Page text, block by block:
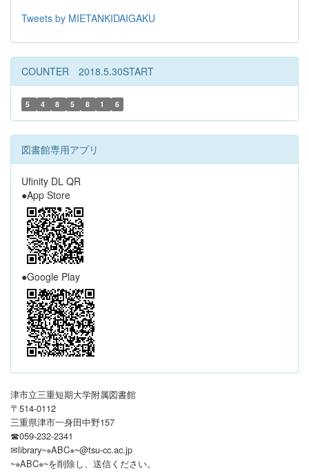
Tweets by MIETANKIDAIGAKU
COUNTER 2018.5.30START
5 4 8 5 8 1 6
図書館専用アプリ
Ufinity DL QR
●App Store
●Google Play
津市立三重短期大学附属図書館
〒514-0112
三重県津市一身田中野157
☎059-232-2341
✉library~※ABC※~@tsu-cc.ac.jp
~※ABC※~を削除し、送信ください。